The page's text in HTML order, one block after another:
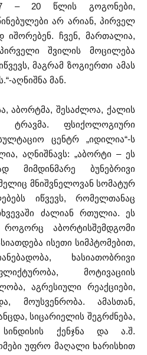
– 20 წლის გოგონები,
არ არიან, პირველ
იშორებენ. ჩვენ, მართალია,
შვილის მოცილება
მაგრამ ზოგიერთი ამას
აღნიშნა მან.
აბორტმა, შესაძლოა, ქალის
ტრავმა. ფსიქოლოგიური
ცენტრ „იდილია“-ს
აღნიშნავს: „აბორტი – ეს
მიმდინმარე ბუნებრივი
მნიშვნელოვან სომატურ
იწვევს, რომელთანაც
ძალიან რთულია. ეს
როგორც აბორტისშემდგომი
ისეთი სიმპტომებით,
ხასიათობრივი
მოტივაციის
აგრესიული რეაქციები,
მოუსვენრობა. ამასთან,
სიცარიელის შეგრძნება,
სინდისის ქენჯნა და ა.შ.
უფრო მაღალი ხარისხით